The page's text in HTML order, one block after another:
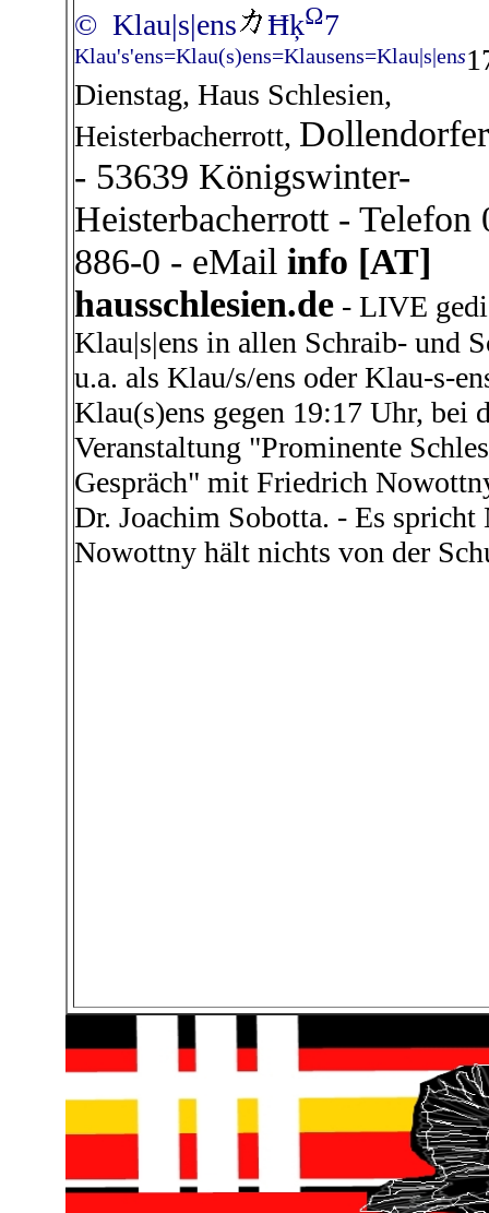
© Klau|s|ens ĦķΩ7
Klau's'ens=Klau(s)ens=Klausens=Klau|s|ens1
Dienstag, Haus Schlesien,
Heisterbacherrott,
- 53639 Königswinter-
Heisterbacherrott - Telefon
886-0 - eMail info [AT]
hausschlesien.de - LIVE
Klau|s|ens in allen Schraib- und
u.a. als Klau/s/ens oder Klau-s-
Klau(s)ens gegen 19:17 Uhr, bei
Veranstaltung "Prominente
Gespräch" mit Friedrich
Dr. Joachim Sobotta. - Es
Nowottny hält nichts von der